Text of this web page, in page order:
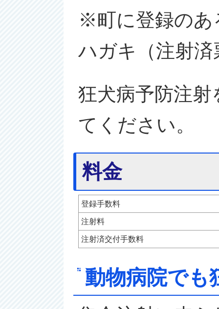
※町に登録のあ
ハガキ（注射
狂犬病予防注
てください。
料金
登録手数料
注射料
注射済交付手数料
動物病院でも